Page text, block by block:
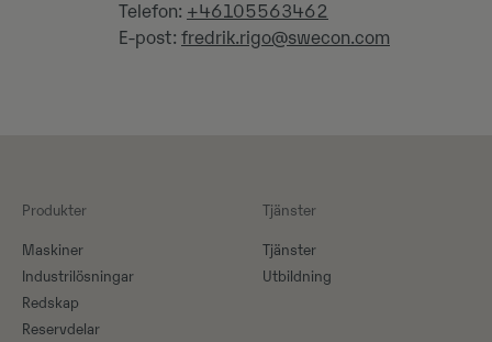
Telefon: +46105563462
E-post: fredrik.rigo@swecon.com
Produkter
Maskiner​
Industrilösningar
Redskap
Reservdelar
Tjänster
Tjänster
Utbildning